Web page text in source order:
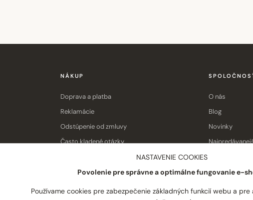
NÁKUP
Doprava a platba
Reklamácie
Odstúpenie od zmluvy
Často kladené otázky
O nás
Blog
Novinky
NASTAVENIE COOKIES
Povolenie pre správne a optimálne fungovanie e-
Používame cookies pre zabezpečenie základných funkcií webu a pre